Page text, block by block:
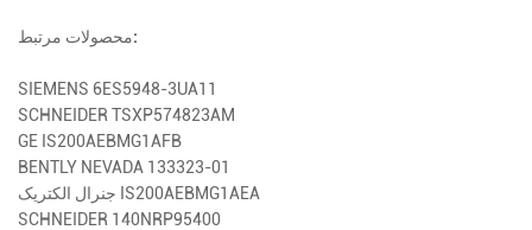
محصولات مرتبط:
SIEMENS 6ES5948-3UA11
SCHNEIDER TSXP574823AM
GE IS200AEBMG1AFB
BENTLY NEVADA 133323-01
جنرال الکتریک IS200AEBMG1AEA
SCHNEIDER 140NRP95400